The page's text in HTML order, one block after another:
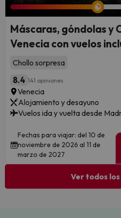
Máscaras, góndolas y
Venecia con vuelos
Chollo sorpresa
8.4 141 opiniones
Venecia
Alojamiento y desayuno
Vuelos ida y vuelta desde
Fechas para viajar: del 10 de
noviembre de 2026 al 11 de
marzo de 2027
Ver todos